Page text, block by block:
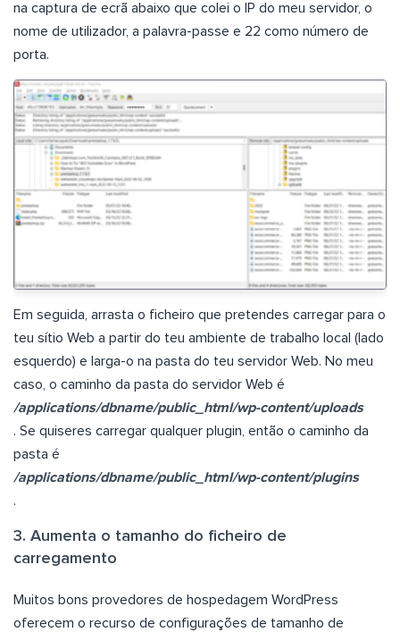
na captura de ecrã abaixo que colei o IP do meu servidor, o
nome de utilizador, a palavra-passe e 22 como número de
porta.
Em seguida, arrasta o ficheiro que pretendes carregar para o
teu sítio Web a partir do teu ambiente de trabalho local (lado
esquerdo) e larga-o na pasta do teu servidor Web. No meu
caso, o caminho da pasta do servidor Web é
/applications/dbname/public_html/wp-content/uploads
. Se quiseres carregar qualquer plugin, então o caminho da
pasta é
/applications/dbname/public_html/wp-content/plugins
.
3. Aumenta o tamanho do ficheiro de
carregamento
Muitos bons provedores de hospedagem WordPress
oferecem o recurso de configurações de tamanho de